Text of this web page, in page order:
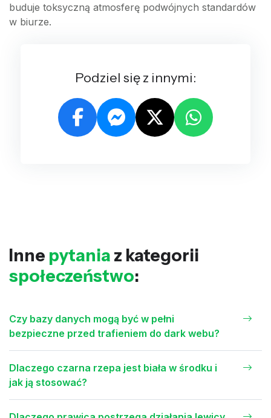
buduje toksyczną atmosferę podwójnych standardów
w biurze.
Podziel się z innymi:
Inne pytania z kategorii
społeczeństwo:
Czy bazy danych mogą być w pełni
bezpieczne przed trafieniem do dark webu?
Dlaczego czarna rzepa jest biała w środku i
jak ją stosować?